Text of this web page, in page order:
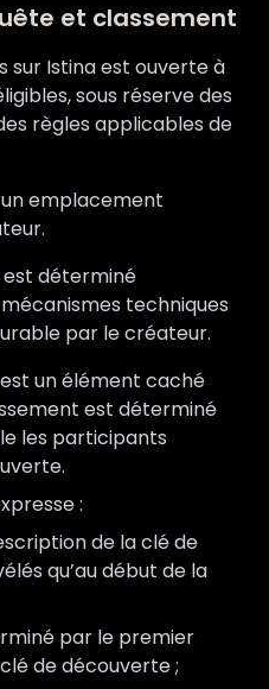
et classement
sur Istina est ouverte à
sous réserve des
règles applicables de
emplacement
est déterminé
techniques
par le créateur.
un élément caché
est déterminé
les participants
:
de la clé de
qu’au début de la
par le premier
de découverte ;